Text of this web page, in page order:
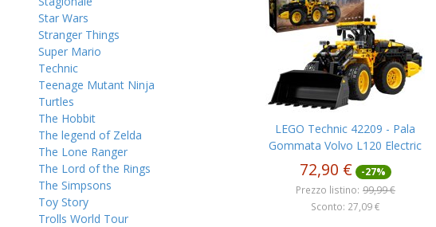
Star Wars
Stranger Things
Super Mario
Technic
Teenage Mutant Ninja
Turtles
The Hobbit
The legend of Zelda
The Lone Ranger
The Lord of the Rings
The Simpsons
Toy Story
Trolls World Tour
LEGO Technic 42209 - Pala
Gommata Volvo L120 Electric
72,90 € -27%
Prezzo listino: 99,99 €
Sconto: 27,09 €